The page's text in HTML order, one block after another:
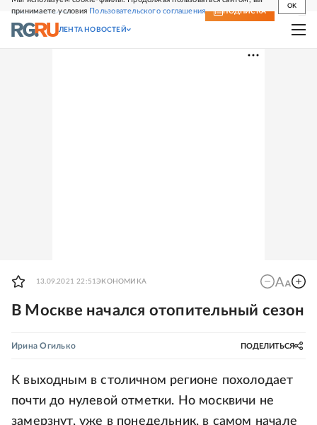
принимаете условия Пользовательского соглашения
OK
СВЕЖИЙ НОМЕР ПОДПИСКА
ЛЕНТА НОВОСТЕЙ
13.09.2021 22:51ЭКОНОМИКА
В Москве начался отопительный сезон
Ирина Огилько ПОДЕЛИТЬСЯ
К выходным в столичном регионе похолодает
почти до нулевой отметки. Но москвичи не
замерзнут, уже в понедельник, в самом начале